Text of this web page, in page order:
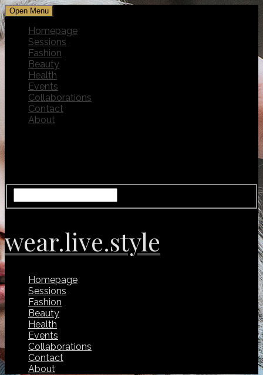
Open Menu
Homepage
Sessions
Fashion
Beauty
Health
Events
Collaborations
Contact
About
wear.live.style
Homepage
Sessions
Fashion
Beauty
Health
Events
Collaborations
Contact
About